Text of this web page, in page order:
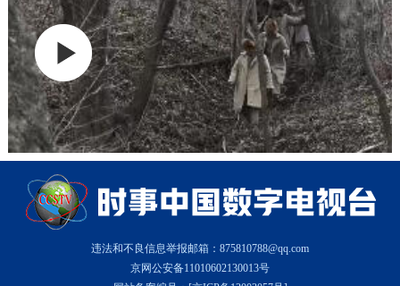
违法和不良信息举报邮箱：875810788@qq.com
京网公安备11010602130013号